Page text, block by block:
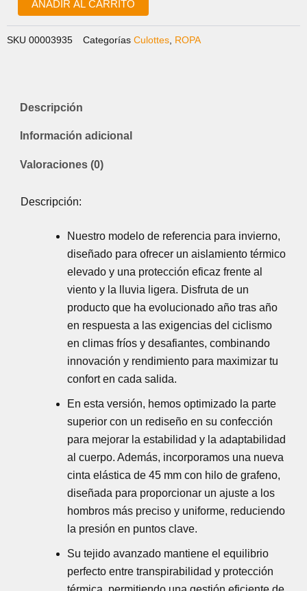
AÑADIR AL CARRITO
SKU 00003935 Categorías Culottes, ROPA
Descripción
Información adicional
Valoraciones (0)
Descripción:
Nuestro modelo de referencia para invierno,
diseñado para ofrecer un aislamiento térmico
elevado y una protección eficaz frente al
viento y la lluvia ligera. Disfruta de un
producto que ha evolucionado año tras año
en respuesta a las exigencias del ciclismo
en climas fríos y desafiantes, combinando
innovación y rendimiento para maximizar tu
confort en cada salida.
En esta versión, hemos optimizado la parte
superior con un rediseño en su confección
para mejorar la estabilidad y la adaptabilidad
al cuerpo. Además, incorporamos una nueva
cinta elástica de 45 mm con hilo de grafeno,
diseñada para proporcionar un ajuste a los
hombros más preciso y uniforme, reduciendo
la presión en puntos clave.
Su tejido avanzado mantiene el equilibrio
perfecto entre transpirabilidad y protección